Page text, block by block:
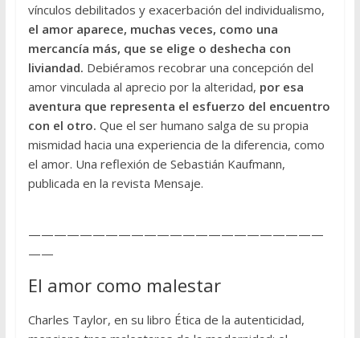
vínculos debilitados y exacerbación del individualismo,
el amor aparece, muchas veces, como una
mercancía más, que se elige o deshecha con
liviandad. Debiéramos recobrar una concepción del
amor vinculada al aprecio por la alteridad, por esa
aventura que representa el esfuerzo del encuentro
con el otro. Que el ser humano salga de su propia
mismidad hacia una experiencia de la diferencia, como
el amor. Una reflexión de Sebastián Kaufmann,
publicada en la revista Mensaje.
———————————————————————
——
El amor como malestar
Charles Taylor, en su libro Ética de la autenticidad,